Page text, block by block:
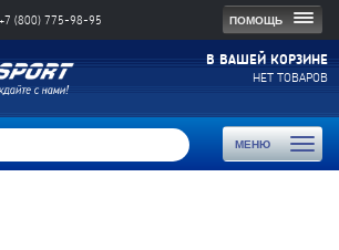
ПОМОЩЬ
+7 (800) 775-98-95
В ВАШЕЙ КОРЗИНЕ
НЕТ ТОВАРОВ
МЕНЮ
Toggle